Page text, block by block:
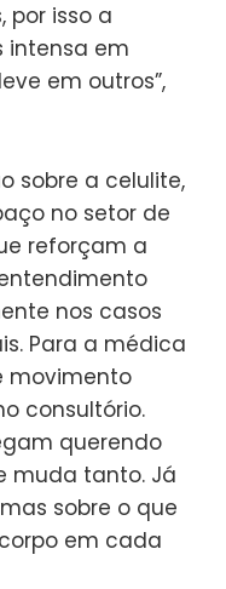
por isso a
intensa em
em outros”,
sobre a celulite,
no setor de
reforçam a
nos casos
Para a médica
movimento
consultório.
querendo
muda tanto. Já
sobre o que
em cada